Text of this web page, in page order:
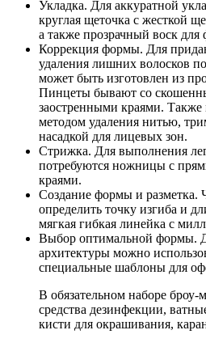
Укладка. Для аккуратной
круглая щеточка с жесткой
а также прозрачный воск для
Коррекция формы. Для
удаления лишних волосков
может быть изготовлен из
Пинцеты бывают со
заостренными краями. Также
методом удаления нитью,
насадкой для лицевых зон.
Стрижка. Для выполнения
потребуются ножницы с
краями.
Создание формы и разметка.
определить точку изгиба и
мягкая гибкая линейка с
Выбор оптимальной формы.
архитектуры можно
специальные шаблоны для
В обязательном наборе
средства дезинфекции,
кисти для окрашивания,